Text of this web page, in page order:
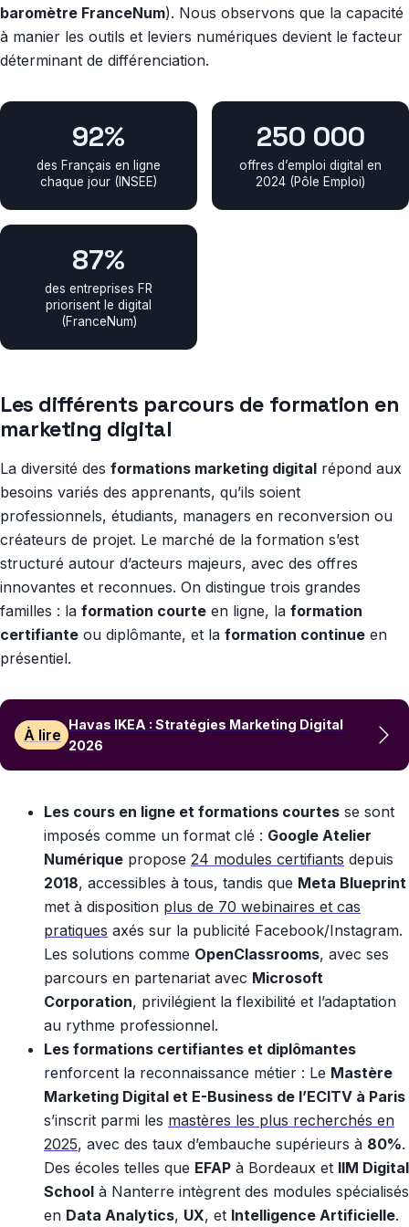
baromètre FranceNum). Nous observons que la capacité
à manier les outils et leviers numériques devient le facteur
déterminant de différenciation.
92%
des Français en ligne
chaque jour (INSEE)
250 000
offres d’emploi digital en
2024 (Pôle Emploi)
87%
des entreprises FR
priorisent le digital
(FranceNum)
Les différents parcours de formation en
marketing digital
La diversité des formations marketing digital répond aux
besoins variés des apprenants, qu’ils soient
professionnels, étudiants, managers en reconversion ou
créateurs de projet. Le marché de la formation s’est
structuré autour d’acteurs majeurs, avec des offres
innovantes et reconnues. On distingue trois grandes
familles : la formation courte en ligne, la formation
certifiante ou diplômante, et la formation continue en
présentiel.
À lire
Havas IKEA : Stratégies Marketing Digital
2026
Les cours en ligne et formations courtes se sont
imposés comme un format clé : Google Atelier
Numérique propose 24 modules certifiants depuis
2018, accessibles à tous, tandis que Meta Blueprint
met à disposition plus de 70 webinaires et cas
pratiques axés sur la publicité Facebook/Instagram.
Les solutions comme OpenClassrooms, avec ses
parcours en partenariat avec Microsoft
Corporation, privilégient la flexibilité et l’adaptation
au rythme professionnel.
Les formations certifiantes et diplômantes
renforcent la reconnaissance métier : Le Mastère
Marketing Digital et E-Business de l’ECITV à Paris
s’inscrit parmi les mastères les plus recherchés en
2025, avec des taux d’embauche supérieurs à 80%.
Des écoles telles que EFAP à Bordeaux et IIM Digital
School à Nanterre intègrent des modules spécialisés
en Data Analytics, UX, et Intelligence Artificielle.